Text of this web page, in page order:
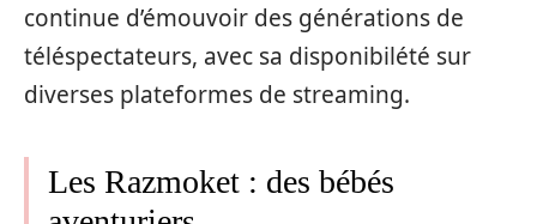
continue d’émouvoir des générations de
téléspectateurs, avec sa disponibilété sur
diverses plateformes de streaming.
Les Razmoket : des bébés